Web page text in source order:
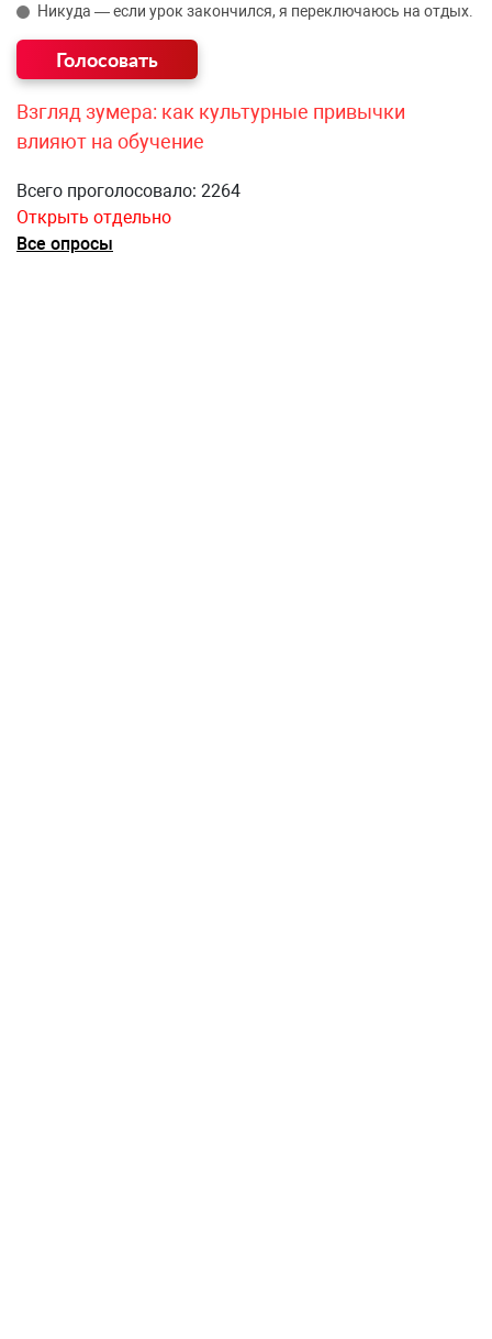
Никуда — если урок закончился, я переключаюсь на отдых.
Взгляд зумера: как культурные привычки
влияют на обучение
Всего проголосовало: 2264
Открыть отдельно
Все опросы